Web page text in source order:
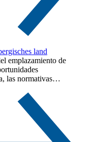
land
emplazamiento de
las normativas…